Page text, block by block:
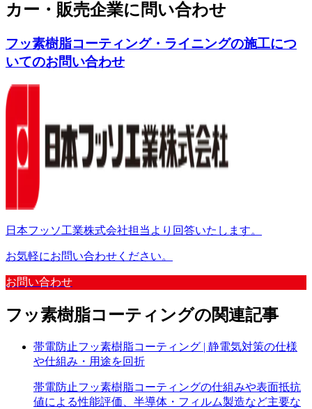
カー・販売企業に問い合わせ
フッ素樹脂コーティング・ライニングの施工につ
いてのお問い合わせ
日本フッソ工業株式会社担当より回答いたします。
お気軽にお問い合わせください。
お問い合わせ
フッ素樹脂コーティングの関連記事
帯電防止フッ素樹脂コーティング | 静電気対策の仕様
や仕組み・用途を回折
帯電防止フッ素樹脂コーティングの仕組みや表面抵抗
値による性能評価、半導体・フィルム製造など主要な